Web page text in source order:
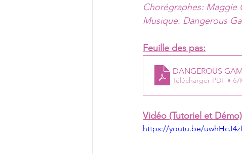
Chorégraphes: Maggie
Feuille des pas:
DANGEROUS
Télécharger PDF •
Vidéo (Tutoriel et
https://youtu.be/